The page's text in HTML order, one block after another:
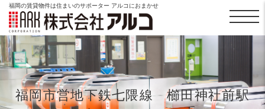
福岡の賃貸物件は住まいのサポーター アルコにおまかせ
福岡市営地下鉄七隈線 櫛田神社前駅